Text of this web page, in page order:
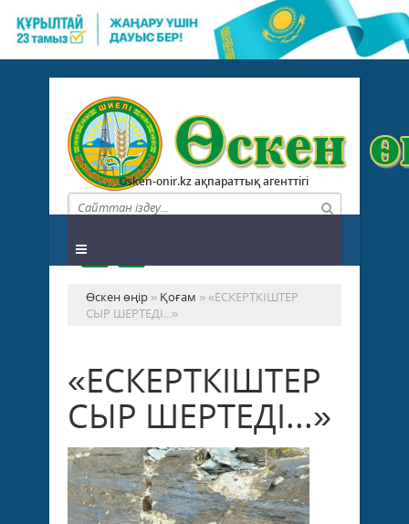
Osken-onir.kz ақпараттық агенттігі
Өскен өңір » Қоғам » «ЕСКЕРТКІШТЕР
СЫР ШЕРТЕДІ...»
«ЕСКЕРТКІШТЕР
СЫР ШЕРТЕДІ...»